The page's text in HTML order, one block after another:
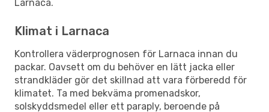
Larnaca.
Klimat i Larnaca
Kontrollera väderprognosen för Larnaca innan du
packar. Oavsett om du behöver en lätt jacka eller
strandkläder gör det skillnad att vara förberedd för
klimatet. Ta med bekväma promenadskor,
solskyddsmedel eller ett paraply, beroende på